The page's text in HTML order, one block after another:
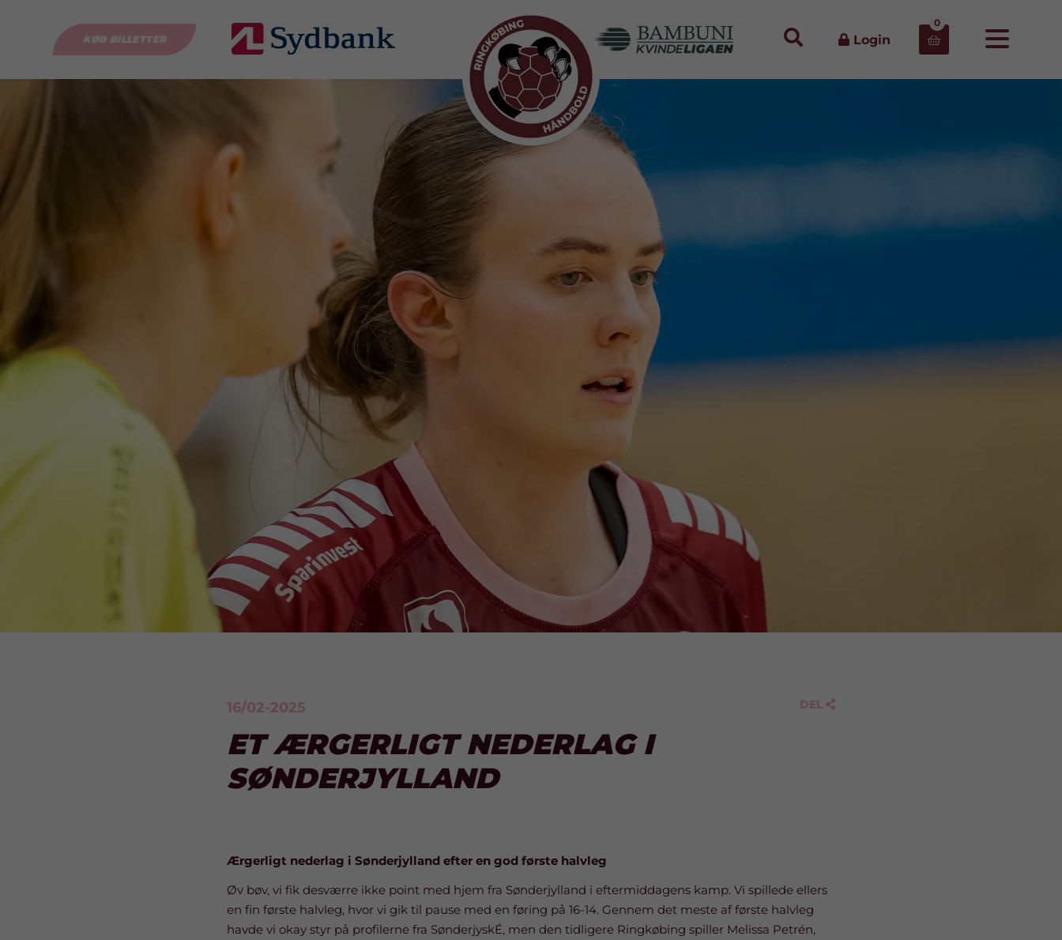
KØB BILLETTER Login 
0
16/02-2025 DEL 
ET ÆRGERLIGT NEDERLAG I
SØNDERJYLLAND
Ærgerligt nederlag i Sønderjylland efter en god første halvleg
Øv bøv, vi fik desværre ikke point med hjem fra Sønderjylland i eftermiddagens kamp. Vi spillede ellers
en fin første halvleg, hvor vi gik til pause med en føring på 16-14. Gennem det meste af første halvleg
havde vi okay styr på profilerne fra SønderjyskÉ, men den tidligere Ringkøbing spiller Melissa Petrén,